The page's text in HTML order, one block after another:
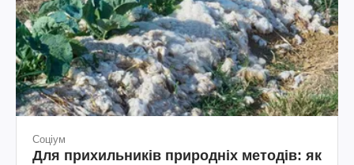
Соціум
Для прихильників природніх методів: як